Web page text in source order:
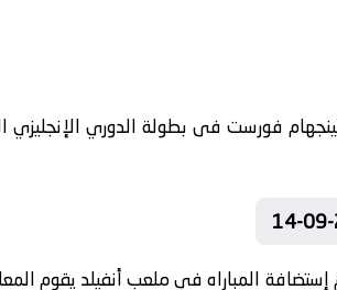
المباراه في ملعب أنفيلد يقوم